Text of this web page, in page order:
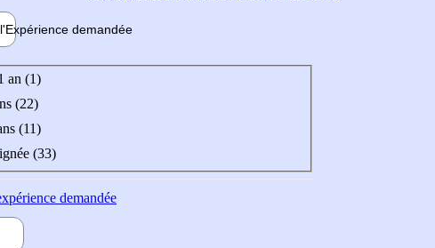
Expérience demandée
an (1)
(22)
(11)
(33)
demandée